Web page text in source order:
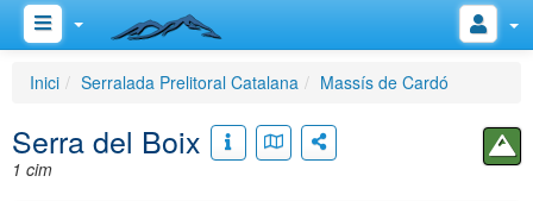
Inici Serralada Prelitoral Catalana Massís de Cardó
Serra del Boix
1 cim